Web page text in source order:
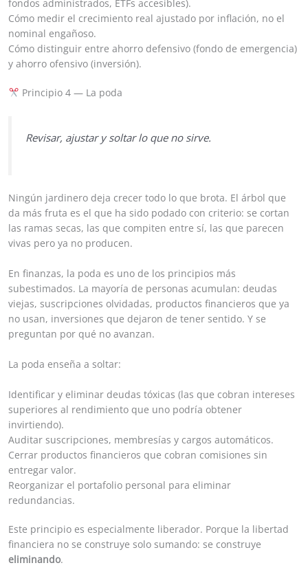
fondos administrados, ETFs accesibles).
Cómo medir el crecimiento real ajustado por inflación, no el
nominal engañoso.
Cómo distinguir entre ahorro defensivo (fondo de emergencia)
y ahorro ofensivo (inversión).
Principio 4 — La poda
Revisar, ajustar y soltar lo que no sirve.
Ningún jardinero deja crecer todo lo que brota. El árbol que
da más fruta es el que ha sido podado con criterio: se cortan
las ramas secas, las que compiten entre sí, las que parecen
vivas pero ya no producen.
En finanzas, la poda es uno de los principios más
subestimados. La mayoría de personas acumulan: deudas
viejas, suscripciones olvidadas, productos financieros que ya
no usan, inversiones que dejaron de tener sentido. Y se
preguntan por qué no avanzan.
La poda enseña a soltar:
Identificar y eliminar deudas tóxicas (las que cobran intereses
superiores al rendimiento que uno podría obtener
invirtiendo).
Auditar suscripciones, membresías y cargos automáticos.
Cerrar productos financieros que cobran comisiones sin
entregar valor.
Reorganizar el portafolio personal para eliminar
redundancias.
Este principio es especialmente liberador. Porque la libertad
financiera no se construye solo sumando: se construye
eliminando.